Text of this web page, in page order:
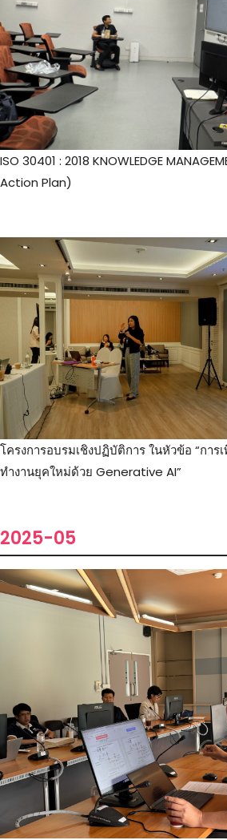
ISO 30401 : 2018 KNOWLEDGE
Action Plan)
โครงการอบรมเชิงปฏิบัติการ ในหัวข้อ “การ
ทำงานยุคใหม่ด้วย Generative AI”
2025-05